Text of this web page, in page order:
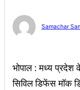
Samachar
भोपाल : मध्य प्रदेश
सिविल डिफेंस मॉक